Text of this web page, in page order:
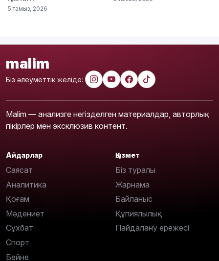
5 тамыз, 2026
malim
Біз әлеуметтік желіде:
Malim — анализге негізделген материалдар, авторлық
пікірлер мен эксклюзив контент.
Айдарлар
Саясат
Аналитика
Қоғам
Мәдениет
Сұхбат
Спорт
Бейне
Қызмет
Біз туралы
Жарнама
Байланыс
Құпиялылық
Пайдалану ережесі